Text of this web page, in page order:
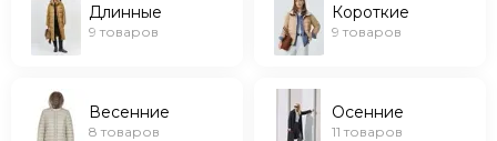
Длинные
9 товаров
Короткие
9 товаров
Весенние
8 товаров
Осенние
11 товаров